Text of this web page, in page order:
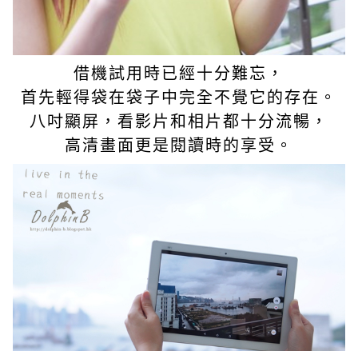
借機試用時已經十分難忘，
首先輕得袋在袋子中完全不覺它的存在。
八吋顯屏，看影片和相片都十分流暢，
高清畫面更是閱讀時的享受。